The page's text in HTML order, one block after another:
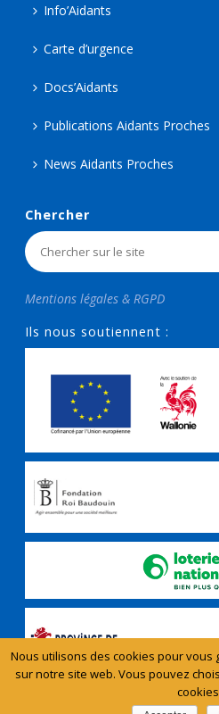
Info’Aidants
Carte d’urgence
Docs’Aidants
Publications Aidants Proches
News Aidants Proches
Chercher
Mentions légales & RGPD
Ils nous soutiennent :
Nous utilisons des cookies pour
sur notre site web. Vous pouvez